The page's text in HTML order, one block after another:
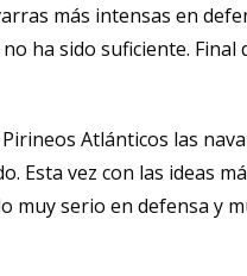
más intensas en
ha sido suficiente. Final
Atlánticos las
Esta vez con las ideas
muy serio en defensa y